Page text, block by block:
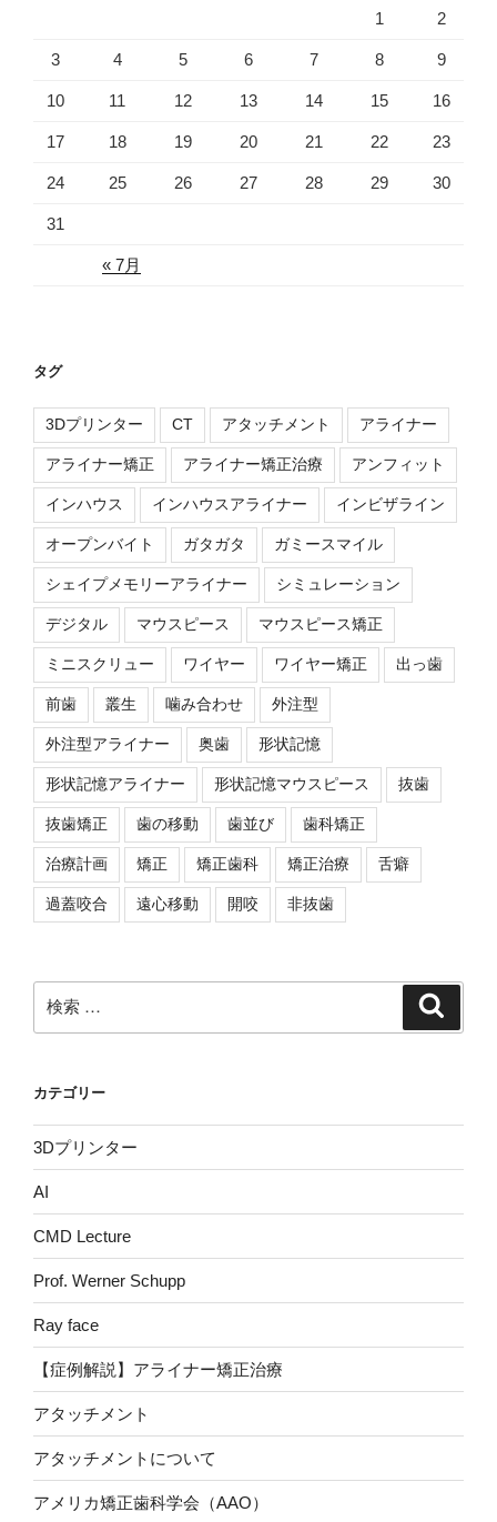
« 7月
1 2
3 4 5 6 7 8 9
10 11 12 13 14 15 16
17 18 19 20 21 22 23
24 25 26 27 28 29 30
31
タグ
3Dプリンター CT アタッチメント アライナー
アライナー矯正 アライナー矯正治療 アンフィット
インハウス インハウスアライナー インビザライン
オープンバイト ガタガタ ガミースマイル
シェイプメモリーアライナー シミュレーション
デジタル マウスピース マウスピース矯正
ミニスクリュー ワイヤー ワイヤー矯正 出っ歯
前歯 叢生 噛み合わせ 外注型
外注型アライナー 奥歯 形状記憶
形状記憶アライナー 形状記憶マウスピース 抜歯
抜歯矯正 歯の移動 歯並び 歯科矯正
治療計画 矯正 矯正歯科 矯正治療 舌癖
過蓋咬合 遠心移動 開咬 非抜歯
検
索:
カテゴリー
3Dプリンター
AI
CMD Lecture
Prof. Werner Schupp
Ray face
【症例解説】アライナー矯正治療
アタッチメント
アタッチメントについて
アメリカ矯正歯科学会（AAO）